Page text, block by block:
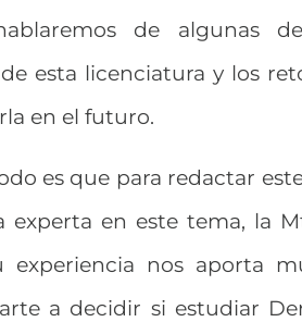
de algunas
esta licenciatura y los
en el futuro.
es que para redactar
experta en este tema, la
experiencia nos aporta
a decidir si estudiar